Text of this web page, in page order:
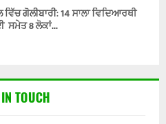
ਗੋਲੀਬਾਰੀ: 14 ਸਾਲਾ ਵਿਦਿਆਰਥੀ
ਸਮੇਤ 8 ਲੋਕਾਂ...
TOUCH